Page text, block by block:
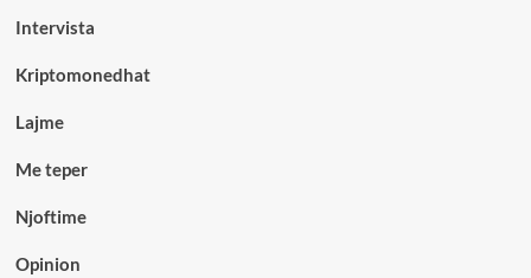
Intervista
Kriptomonedhat
Lajme
Me teper
Njoftime
Opinion